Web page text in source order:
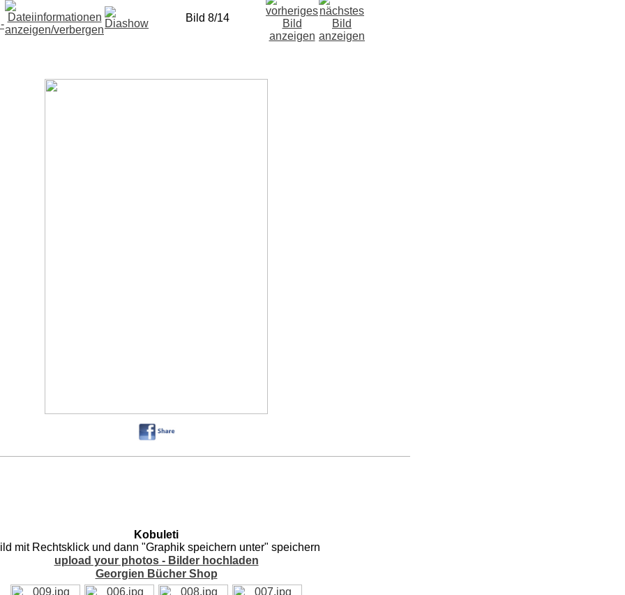
Bild 8/14
Kobuleti
mit Rechtsklick und dann "Graphik speichern unter" speichern
upload your photos - Bilder hochladen
Georgien Bücher Shop